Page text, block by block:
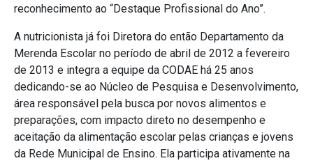
reconhecimento ao “Destaque Profissional do Ano”.
A nutricionista já foi Diretora do então Departamento da
Merenda Escolar no período de abril de 2012 a fevereiro
de 2013 e integra a equipe da CODAE há 25 anos
dedicando-se ao Núcleo de Pesquisa e Desenvolvimento,
área responsável pela busca por novos alimentos e
preparações, com impacto direto no desempenho e
aceitação da alimentação escolar pelas crianças e jovens
da Rede Municipal de Ensino. Ela participa ativamente na